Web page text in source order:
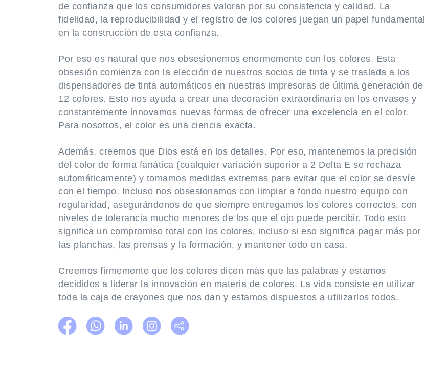
de confianza que los consumidores valoran por su consistencia y calidad. La
fidelidad, la reproducibilidad y el registro de los colores juegan un papel fundamental
en la construcción de esta confianza.
Por eso es natural que nos obsesionemos enormemente con los colores. Esta
obsesión comienza con la elección de nuestros socios de tinta y se traslada a los
dispensadores de tinta automáticos en nuestras impresoras de última generación de
12 colores. Esto nos ayuda a crear una decoración extraordinaria en los envases y
constantemente innovamos nuevas formas de ofrecer una excelencia en el color.
Para nosotros, el color es una ciencia exacta.
Además, creemos que Dios está en los detalles. Por eso, mantenemos la precisión
del color de forma fanática (cualquier variación superior a 2 Delta E se rechaza
automáticamente) y tomamos medidas extremas para evitar que el color se desvíe
con el tiempo. Incluso nos obsesionamos con limpiar a fondo nuestro equipo con
regularidad, asegurándonos de que siempre entregamos los colores correctos, con
niveles de tolerancia mucho menores de los que el ojo puede percibir. Todo esto
significa un compromiso total con los colores, incluso si eso significa pagar más por
las planchas, las prensas y la formación, y mantener todo en casa.
Creemos firmemente que los colores dicen más que las palabras y estamos
decididos a liderar la innovación en materia de colores. La vida consiste en utilizar
toda la caja de crayones que nos dan y estamos dispuestos a utilizarlos todos.